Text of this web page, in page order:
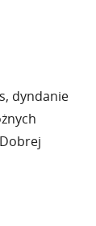
dyndanie